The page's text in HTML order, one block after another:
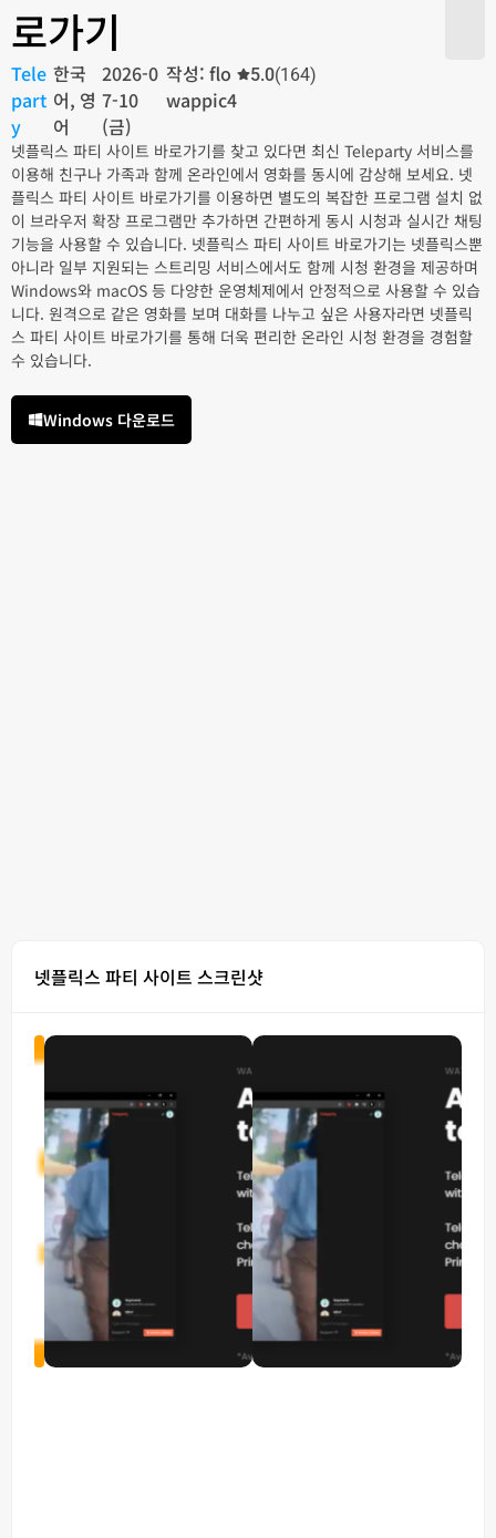
로가기
Tele
part
y
한국
어, 영
어
2026-0
7-10
(금)
작성: flo
wappic4
5.0(164)
넷플릭스 파티 사이트 바로가기를 찾고 있다면 최신 Teleparty 서비스를
이용해 친구나 가족과 함께 온라인에서 영화를 동시에 감상해 보세요. 넷
플릭스 파티 사이트 바로가기를 이용하면 별도의 복잡한 프로그램 설치 없
이 브라우저 확장 프로그램만 추가하면 간편하게 동시 시청과 실시간 채팅
기능을 사용할 수 있습니다. 넷플릭스 파티 사이트 바로가기는 넷플릭스뿐
아니라 일부 지원되는 스트리밍 서비스에서도 함께 시청 환경을 제공하며
Windows와 macOS 등 다양한 운영체제에서 안정적으로 사용할 수 있습
니다. 원격으로 같은 영화를 보며 대화를 나누고 싶은 사용자라면 넷플릭
스 파티 사이트 바로가기를 통해 더욱 편리한 온라인 시청 환경을 경험할
수 있습니다.
Windows 다운로드
넷플릭스 파티 사이트 스크린샷